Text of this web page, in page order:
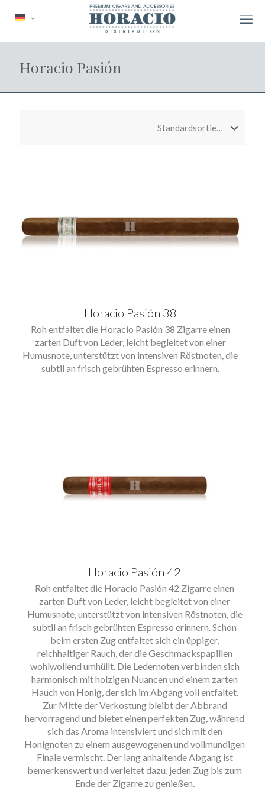
Horacio Pasión
Horacio Pasión 38
Roh entfaltet die Horacio Pasión 38 Zigarre einen
zarten Duft von Leder, leicht begleitet von einer
Humusnote, unterstützt von intensiven Röstnoten, die
subtil an frisch gebrühten Espresso erinnern.
Horacio Pasión 42
Roh entfaltet die Horacio Pasión 42 Zigarre einen
zarten Duft von Leder, leicht begleitet von einer
Humusnote, unterstützt von intensiven Röstnoten, die
subtil an frisch gebrühten Espresso erinnern. Schon
beim ersten Zug entfaltet sich ein üppiger,
reichhaltiger Rauch, der die Geschmackspapillen
wohlwollend umhüllt. Die Ledernoten verbinden sich
harmonisch mit holzigen Nuancen und einem zarten
Hauch von Honig, der sich im Abgang voll entfaltet.
Zur Mitte der Verkostung bleibt der Abbrand
hervorragend und bietet einen perfekten Zug, während
sich das Aroma intensiviert und sich mit den
Honignoten zu einem ausgewogenen und vollmundigen
Finale vermischt. Der lang anhaltende Abgang ist
bemerkenswert und verleitet dazu, jeden Zug bis zum
Ende der Zigarre zu genießen.